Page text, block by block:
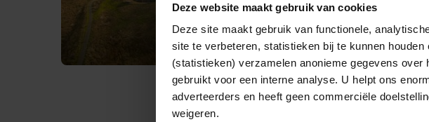
Deze website maakt gebruik van cookies
Deze site maakt gebruik van functionele,
site te verbeteren, statistieken bij te kunnen
(statistieken) verzamelen anonieme gegevens
gebruikt voor een interne analyse. U helpt ons
adverteerders en heeft geen commerciële
weigeren.